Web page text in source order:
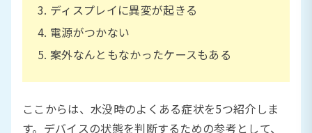
ディスプレイに異変が起きる
電源がつかない
案外なんともなかったケースもある
ここからは、水没時のよくある症状を5つ紹介しま
す。デバイスの状態を判断するための参考として、